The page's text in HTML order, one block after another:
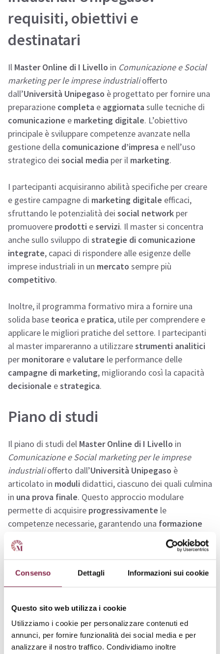
Consenso Dettagli Informazioni sui cookie
Questo sito web utilizza i cookie
Utilizziamo i cookie per personalizzare contenuti ed
annunci, per fornire funzionalità dei social media e per
analizzare il nostro traffico. Condividiamo inoltre
requisiti, obiettivi e
destinatari
Il Master Online di I Livello in Comunicazione e Social
marketing per le imprese industrialiofferto
dall’Università Unipegaso è progettato per fornire una
preparazione completa e aggiornata sulle tecniche di
comunicazione e marketing digitale. L’obiettivo
principale è sviluppare competenze avanzate nella
gestione della comunicazione d’impresa e nell’uso
strategico dei social media per il marketing.
I partecipanti acquisiranno abilità specifiche per creare
e gestire campagne di marketing digitale efficaci,
sfruttando le potenzialità dei social network per
promuovere prodotti eservizi. Il master si concentra
anche sullo sviluppo di strategie di comunicazione
integrate, capaci di rispondere alle esigenze delle
imprese industriali in un mercato sempre più
competitivo.
Inoltre, il programma formativo mira a fornire una
solida base teorica e pratica, utile per comprendere e
applicare le migliori pratiche del settore. I partecipanti
al master impareranno a utilizzarestrumenti analitici
per monitorare evalutare le performance delle
campagne di marketing, migliorando così la capacità
decisionale estrategica.
Piano di studi
Il piano di studi del Master Online di I Livello in
Comunicazione e Social marketing per le imprese
industrialiofferto dall’Università Unipegaso è
articolato in moduli didattici, ciascuno dei quali culmina
in una prova finale. Questo approccio modulare
permette di acquisire progressivamente le
competenze necessarie, garantendo una formazione
didattici, tra cui lezionivideo online, materiali didattici
specifici,bibliografie
autovalutazione
. Gli argomenti trattati includono
social marketing,analisi dei datiegestione delle
campagne digitali